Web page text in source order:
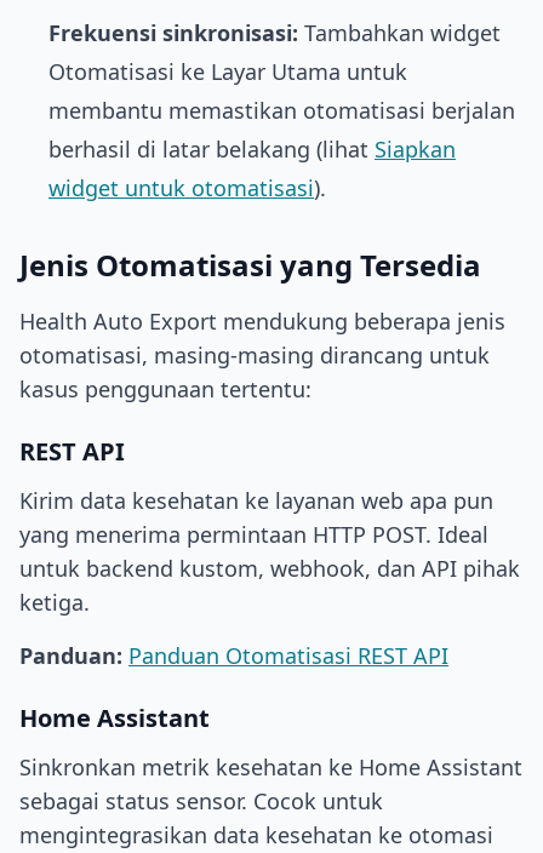
Frekuensi sinkronisasi: Tambahkan widget
Otomatisasi ke Layar Utama untuk
membantu memastikan otomatisasi berjalan
berhasil di latar belakang (lihat Siapkan
widget untuk otomatisasi).
Jenis Otomatisasi yang Tersedia
Health Auto Export mendukung beberapa jenis
otomatisasi, masing-masing dirancang untuk
kasus penggunaan tertentu:
REST API
Kirim data kesehatan ke layanan web apa pun
yang menerima permintaan HTTP POST. Ideal
untuk backend kustom, webhook, dan API pihak
ketiga.
Panduan: Panduan Otomatisasi REST API
Home Assistant
Sinkronkan metrik kesehatan ke Home Assistant
sebagai status sensor. Cocok untuk
mengintegrasikan data kesehatan ke otomasi